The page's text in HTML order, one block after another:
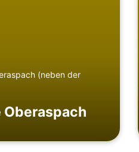
(neben der